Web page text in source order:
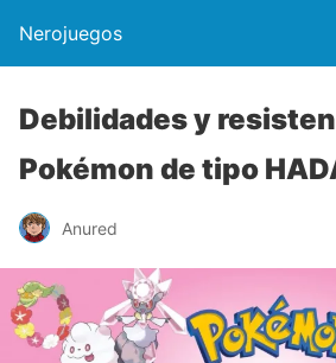
Nerojuegos
Debilidades y
Pokémon de tipo
Anured